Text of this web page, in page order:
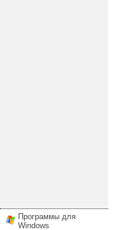
Программы для
Windows